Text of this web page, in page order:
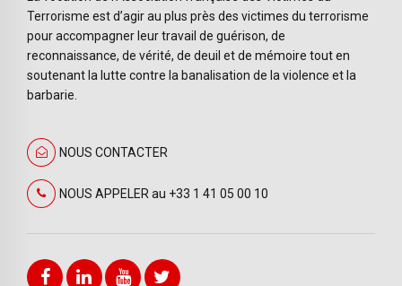
Terrorisme est d’agir au plus près des victimes du terrorisme
pour accompagner leur travail de guérison, de
reconnaissance, de vérité, de deuil et de mémoire tout en
soutenant la lutte contre la banalisation de la violence et la
barbarie.
NOUS CONTACTER
NOUS APPELER au +33 1 41 05 00 10